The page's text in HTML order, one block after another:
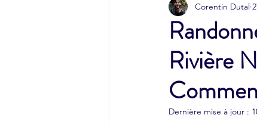
Randonnées - Canyon
Randonnées autour du monde
Rivière
Corentin Dutal
Dernière mise à jour :